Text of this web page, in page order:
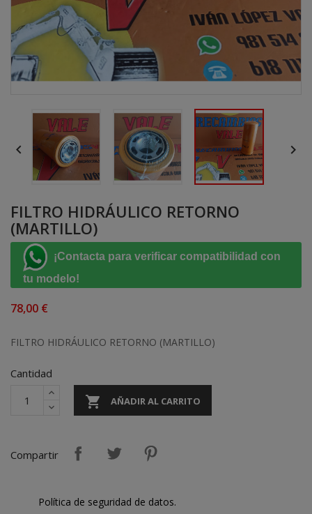
 
FILTRO HIDRÁULICO RETORNO
(MARTILLO)
¡Contacta para verificar compatibilidad con
tu modelo!
78,00 €
FILTRO HIDRÁULICO RETORNO (MARTILLO)
Cantidad
 AÑADIR AL CARRITO
Compartir
Política de seguridad de datos.